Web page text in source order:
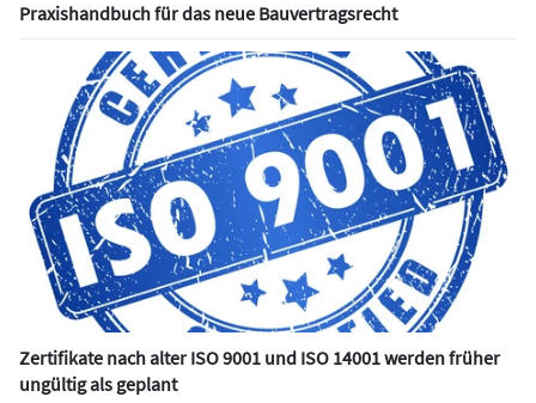
Praxishandbuch für das neue Bauvertragsrecht
Zertifikate nach alter ISO 9001 und ISO 14001 werden früher
ungültig als geplant